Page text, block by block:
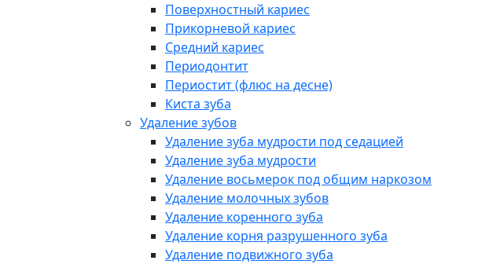
Поверхностный кариес
Прикорневой кариес
Средний кариес
Периодонтит
Периостит (флюс на десне)
Киста зуба
Удаление зубов
Удаление зуба мудрости под седацией
Удаление зуба мудрости
Удаление восьмерок под общим наркозом
Удаление молочных зубов
Удаление коренного зуба
Удаление корня разрушенного зуба
Удаление подвижного зуба